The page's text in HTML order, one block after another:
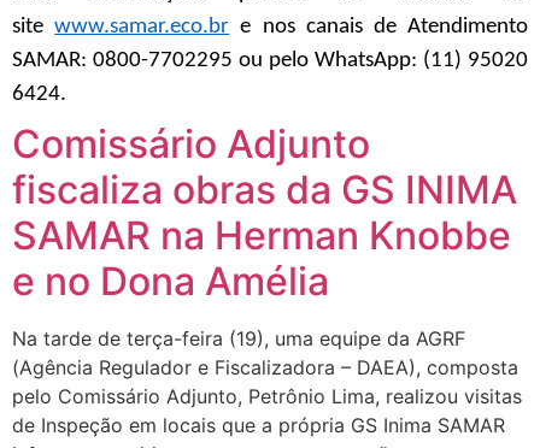
sitewww.samar.eco.br e nos canais de Atendimento
SAMAR: 0800-7702295 ou pelo WhatsApp: (11) 95020
6424.
Comissário Adjunto
fiscaliza obras da GS INIMA
SAMAR na Herman Knobbe
e no Dona Amélia
Na tarde de terça-feira (19), uma equipe da AGRF
(Agência Regulador e Fiscalizadora – DAEA), composta
pelo Comissário Adjunto, Petrônio Lima, realizou visitas
de Inspeção em locais que a própria GS Inima SAMAR